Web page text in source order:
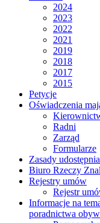
2024
2023
2022
2021
2019
2018
2017
2015
Petycje
Oświadczenia
Radni
Zarząd
Formularze
Zasady
Biuro Rzeczy
Rejestry umów
Rejestr
Informacje na
poradnictwa